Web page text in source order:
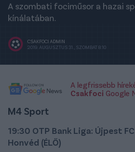
A szombati fociműsor a hazai
kínálatában.
CSAKFOCI ADMIN
2019. AUGUSZTUS 31., SZOMBAT 8:10
A legfrissebb
Csakfoci Google
M4 Sport
19:30 OTP Bank Liga: Újpest
Honvéd (ÉLŐ)